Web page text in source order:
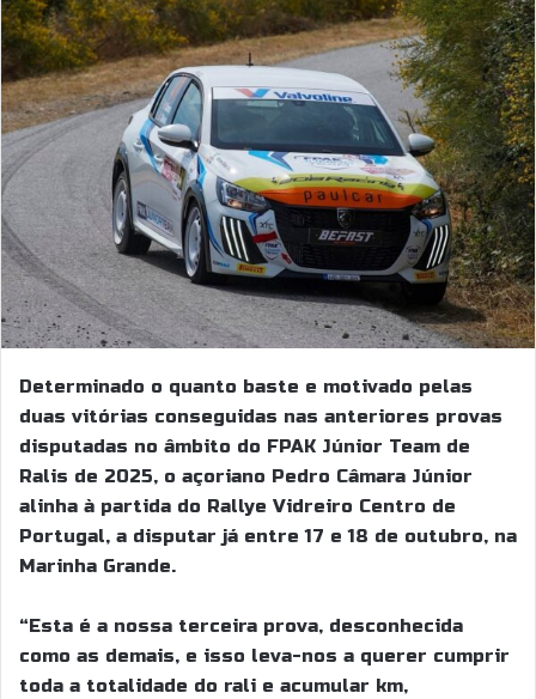
Determinado o quanto baste e motivado pelas
duas vitórias conseguidas nas anteriores provas
disputadas no âmbito do FPAK Júnior Team de
Ralis de 2025, o açoriano Pedro Câmara Júnior
alinha à partida do Rallye Vidreiro Centro de
Portugal, a disputar já entre 17 e 18 de outubro, na
Marinha Grande.
“Esta é a nossa terceira prova, desconhecida
como as demais, e isso leva-nos a querer cumprir
toda a totalidade do rali e acumular km,